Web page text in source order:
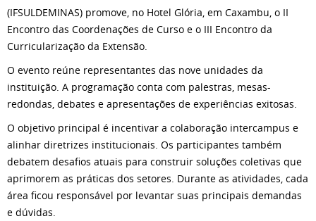
(IFSULDEMINAS) promove, no Hotel Glória, em Caxambu, o II
Encontro das Coordenações de Curso e o III Encontro da
Curricularização da Extensão.
O evento reúne representantes das nove unidades da
instituição. A programação conta com palestras, mesas-
redondas, debates e apresentações de experiências exitosas.
O objetivo principal é incentivar a colaboração intercampus e
alinhar diretrizes institucionais. Os participantes também
debatem desafios atuais para construir soluções coletivas que
aprimorem as práticas dos setores. Durante as atividades, cada
área ficou responsável por levantar suas principais demandas
e dúvidas.